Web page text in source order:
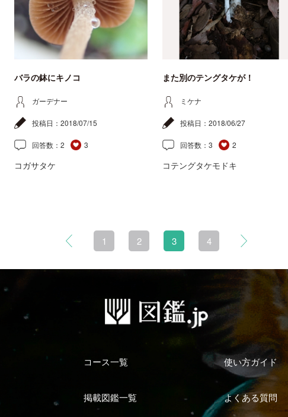
バラの鉢にキノコ
ガーデナー
投稿日： 2018/07/15
回答数： 2 3
コガサタケ
また別のテングタケが！
ミケナ
投稿日： 2018/06/27
回答数： 3 2
コテングタケモドキ
1 2 3 4
コース一覧 使い方ガイド
掲載図鑑一覧 よくある質問